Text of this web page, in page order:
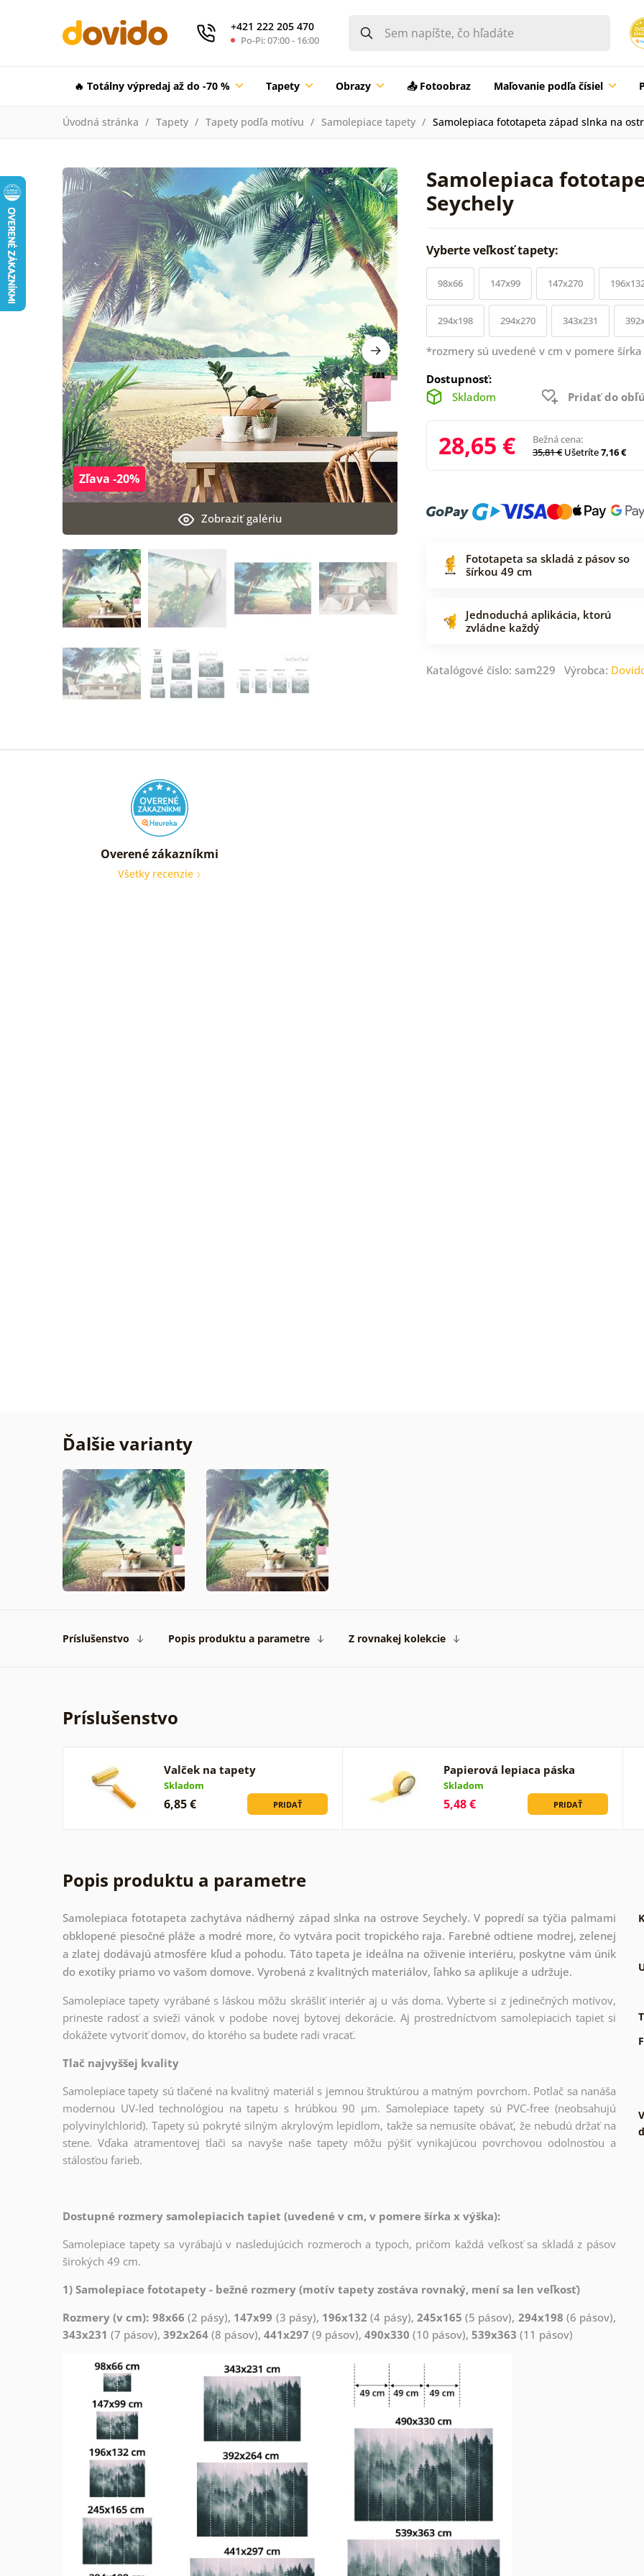
+421 222 205 470
Po-Pi: 07:00 - 16:00
🔥 Totálny výpredaj až do -70 % Tapety Obrazy 📤 Fotoobraz Maľovanie podľa čísiel
Úvodná stránka Tapety Tapety podľa motívu Samolepiace tapety Samolepiaca fototapeta západ slnka na
Samolepiaca
Seychely
Zobraziť galériu
Zľava -20%
Vyberte veľkosť tapety:
98x66 147x99 147x270
294x198 294x270 343x231
*rozmery sú uvedené v cm v pomere šírka
Dostupnosť:
Skladom
Pridať do
28,65 €
Bežná cena:
35,81 € Ušetríte7,16 €
Fototapeta sa skladá z pásov so
šírkou 49 cm
Jednoduchá aplikácia, ktorú
zvládne každý
Katalógové číslo: sam229 Výrobca:
Overené zákazníkmi
Všetky recenzie
Ďalšie varianty
Príslušenstvo Popis produktu a parametre Z rovnakej kolekcie
Príslušenstvo
Valček na tapety
Skladom
6,85 € PRIDAŤ
Papierová lepiaca páska
Skladom
5,48 € PRIDAŤ
Popis produktu a parametre
Samolepiaca fototapeta zachytáva nádherný západ slnka na ostrove Seychely. V popredí sa týčia palmami
obklopené piesočné pláže a modré more, čo vytvára pocit tropického raja. Farebné odtiene modrej, zelenej
a zlatej dodávajú atmosfére kľud a pohodu. Táto tapeta je ideálna na oživenie interiéru, poskytne vám únik
do exotiky priamo vo vašom domove. Vyrobená z kvalitných materiálov, ľahko sa aplikuje a udržuje.
Samolepiace tapety vyrábané s láskou môžu skrášliť interiér aj u vás doma. Vyberte si z jedinečných motívov,
prineste radosť a svieži vánok v podobe novej bytovej dekorácie. Aj prostredníctvom samolepiacich tapiet si
dokážete vytvoriť domov, do ktorého sa budete radi vracať.
Tlač najvyššej kvality
Samolepiace tapety sú tlačené na kvalitný materiál s jemnou štruktúrou a matným povrchom. Potlač sa nanáša
modernou UV-led technológiou na tapetu s hrúbkou 90 µm. Samolepiace tapety sú PVC-free (neobsahujú
polyvinylchlorid). Tapety sú pokryté silným akrylovým lepidlom, takže sa nemusíte obávať, že nebudú držať na
stene. Vďaka atramentovej tlači sa navyše naše tapety môžu pýšiť vynikajúcou povrchovou odolnosťou a
stálosťou farieb.
Dostupné rozmery samolepiacich tapiet (uvedené v cm, v pomere šírka x výška):
Samolepiace tapety sa vyrábajú v nasledujúcich rozmeroch a typoch, pričom každá veľkosť sa skladá z pásov
širokých 49 cm.
1) Samolepiace fototapety - bežné rozmery (motív tapety zostáva rovnaký, mení sa len veľkosť)
Rozmery (v cm): 98x66 (2 pásy), 147x99 (3 pásy), 196x132 (4 pásy), 245x165 (5 pásov), 294x198 (6 pásov),
343x231 (7 pásov), 392x264 (8 pásov), 441x297 (9 pásov), 490x330 (10 pásov), 539x363 (11 pásov)